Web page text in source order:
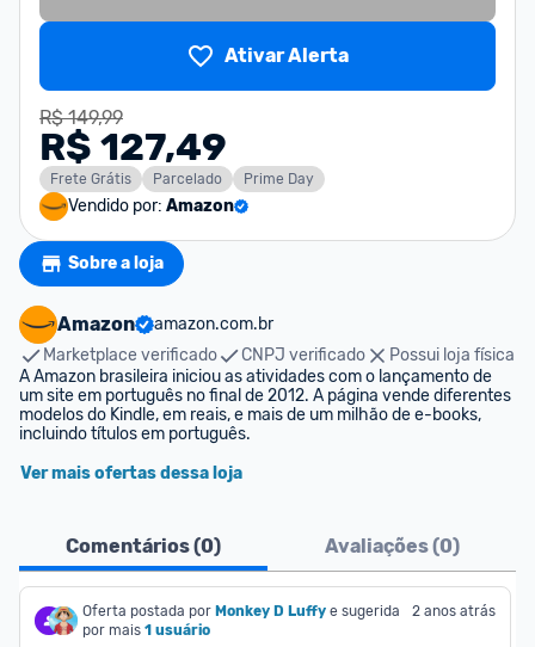
Ativar Alerta
R$ 149,99
R$ 127,49
Frete Grátis Parcelado Prime Day
Vendido por: Amazon
Sobre a loja
Amazon
amazon.com.br
Marketplace verificado
CNPJ verificado
Possui loja física
A Amazon brasileira iniciou as atividades com o lançamento de
um site em português no final de 2012. A página vende diferentes
modelos do Kindle, em reais, e mais de um milhão de e-books,
incluindo títulos em português.
Ver mais ofertas dessa loja
Comentários (0) Avaliações (0)
Oferta postada por Monkey D Luffy e sugerida
por mais 1 usuário
2 anos atrás